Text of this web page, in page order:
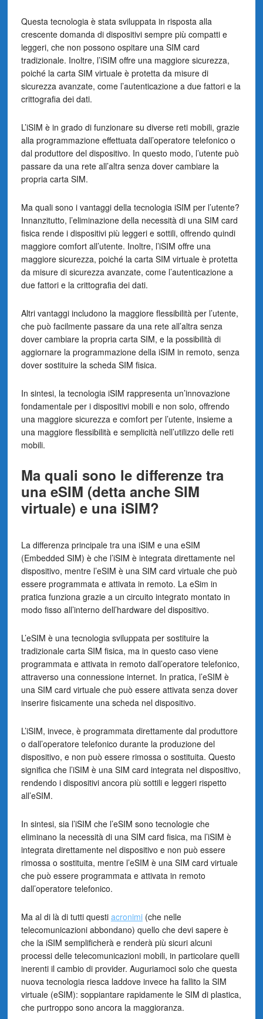
Questa tecnologia è stata sviluppata in risposta alla
crescente domanda di dispositivi sempre più compatti e
leggeri, che non possono ospitare una SIM card
tradizionale. Inoltre, l’iSIM offre una maggiore sicurezza,
poiché la carta SIM virtuale è protetta da misure di
sicurezza avanzate, come l’autenticazione a due fattori e la
crittografia dei dati.
L’iSIM è in grado di funzionare su diverse reti mobili, grazie
alla programmazione effettuata dall’operatore telefonico o
dal produttore del dispositivo. In questo modo, l’utente può
passare da una rete all’altra senza dover cambiare la
propria carta SIM.
Ma quali sono i vantaggi della tecnologia iSIM per l’utente?
Innanzitutto, l’eliminazione della necessità di una SIM card
fisica rende i dispositivi più leggeri e sottili, offrendo quindi
maggiore comfort all’utente. Inoltre, l’iSIM offre una
maggiore sicurezza, poiché la carta SIM virtuale è protetta
da misure di sicurezza avanzate, come l’autenticazione a
due fattori e la crittografia dei dati.
Altri vantaggi includono la maggiore flessibilità per l’utente,
che può facilmente passare da una rete all’altra senza
dover cambiare la propria carta SIM, e la possibilità di
aggiornare la programmazione della iSIM in remoto, senza
dover sostituire la scheda SIM fisica.
In sintesi, la tecnologia iSIM rappresenta un’innovazione
fondamentale per i dispositivi mobili e non solo, offrendo
una maggiore sicurezza e comfort per l’utente, insieme a
una maggiore flessibilità e semplicità nell’utilizzo delle reti
mobili.
Ma quali sono le differenze tra
una eSIM (detta anche SIM
virtuale) e una iSIM?
La differenza principale tra una iSIM e una eSIM
(Embedded SIM) è che l’iSIM è integrata direttamente nel
dispositivo, mentre l’eSIM è una SIM card virtuale che può
essere programmata e attivata in remoto. La eSim in
pratica funziona grazie a un circuito integrato montato in
modo fisso all’interno dell’hardware del dispositivo.
L’eSIM è una tecnologia sviluppata per sostituire la
tradizionale carta SIM fisica, ma in questo caso viene
programmata e attivata in remoto dall’operatore telefonico,
attraverso una connessione internet. In pratica, l’eSIM è
una SIM card virtuale che può essere attivata senza dover
inserire fisicamente una scheda nel dispositivo.
L’iSIM, invece, è programmata direttamente dal produttore
o dall’operatore telefonico durante la produzione del
dispositivo, e non può essere rimossa o sostituita. Questo
significa che l’iSIM è una SIM card integrata nel dispositivo,
rendendo i dispositivi ancora più sottili e leggeri rispetto
all’eSIM.
In sintesi, sia l’iSIM che l’eSIM sono tecnologie che
eliminano la necessità di una SIM card fisica, ma l’iSIM è
integrata direttamente nel dispositivo e non può essere
rimossa o sostituita, mentre l’eSIM è una SIM card virtuale
che può essere programmata e attivata in remoto
dall’operatore telefonico.
Ma al di là di tutti questi acronimi(che nelle
telecomunicazioni abbondano) quello che devi sapere è
che la iSIM semplificherà e renderà più sicuri alcuni
processi delle telecomunicazioni mobili, in particolare quelli
inerenti il cambio di provider. Auguriamoci solo che questa
nuova tecnologia riesca laddove invece ha fallito la SIM
virtuale (eSIM): soppiantare rapidamente le SIM di plastica,
che purtroppo sono ancora la maggioranza.